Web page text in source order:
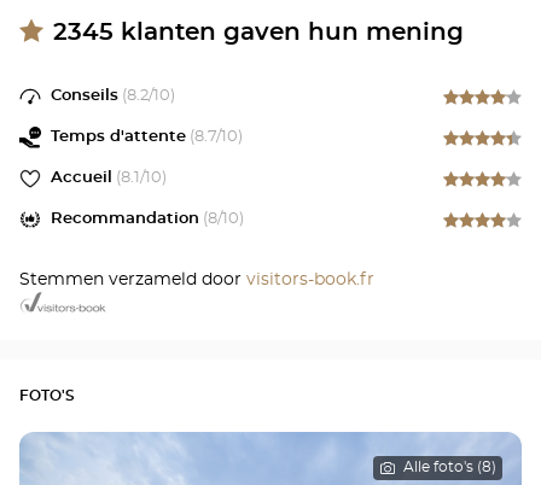
2345 klanten gaven hun mening
Conseils (8.2/10)
Temps d'attente (8.7/10)
Accueil (8.1 /10)
Recommandation (8/10)
Stemmen verzameld door visitors-book.fr
FOTO'S
Alle foto's (8)